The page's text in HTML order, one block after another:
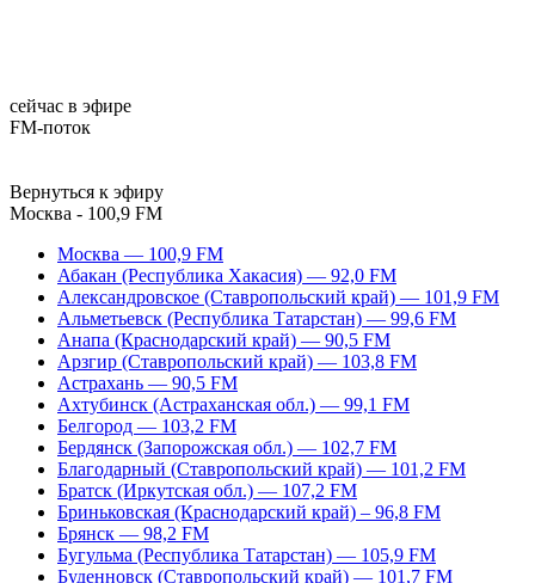
сейчас в эфире
FM-поток
Вернуться к эфиру
Москва - 100,9 FM
Москва — 100,9 FM
Абакан (Республика Хакасия) — 92,0 FM
Александровское (Ставропольский край) — 101,9 FM
Альметьевск (Республика Татарстан) — 99,6 FM
Анапа (Краснодарский край) — 90,5 FM
Арзгир (Ставропольский край) — 103,8 FM
Астрахань — 90,5 FM
Ахтубинск (Астраханская обл.) — 99,1 FM
Белгород — 103,2 FM
Бердянск (Запорожская обл.) — 102,7 FM
Благодарный (Ставропольский край) — 101,2 FM
Братск (Иркутская обл.) — 107,2 FM
Бриньковская (Краснодарский край) – 96,8 FM
Брянск — 98,2 FM
Бугульма (Республика Татарстан) — 105,9 FM
Буденновск (Ставропольский край) — 101,7 FM